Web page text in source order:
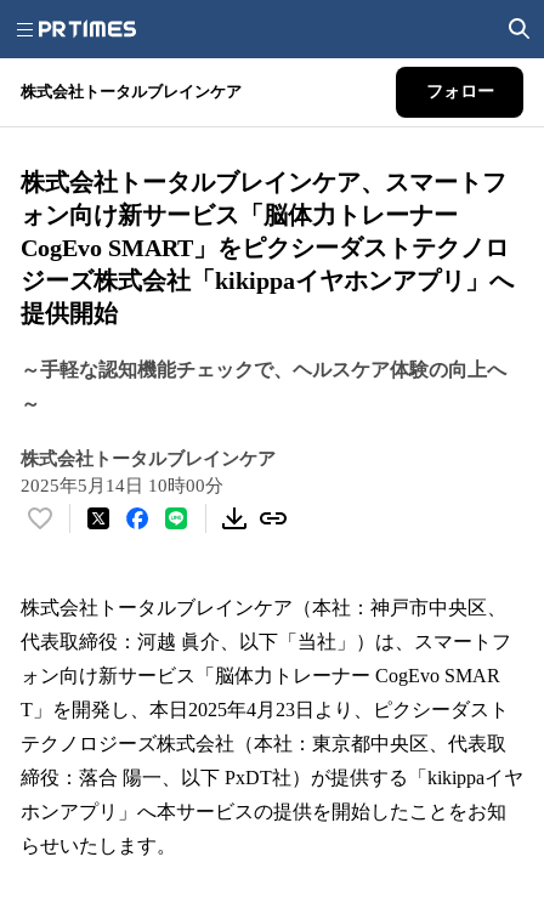
株式会社トータルブレインケア フォロー
株式会社トータルブレインケア、スマートフ
ォン向け新サービス「脳体力トレーナー
CogEvo SMART」をピクシーダストテクノロ
ジーズ株式会社「kikippaイヤホンアプリ」へ
提供開始
～手軽な認知機能チェックで、ヘルスケア体験の向上へ
～
株式会社トータルブレインケア
2025年5月14日 10時00分
い
！
数
を
読
み
込
み
中
で
す
株式会社トータルブレインケア（本社：神戸市中央区、
代表取締役：河越 眞介、以下「当社」）は、スマートフ
ォン向け新サービス「脳体力トレーナー CogEvo SMAR
T」を開発し、本日2025年4月23日より、ピクシーダスト
テクノロジーズ株式会社（本社：東京都中央区、代表取
締役：落合 陽一、以下 PxDT社）が提供する「kikippaイヤ
ホンアプリ」へ本サービスの提供を開始したことをお知
らせいたします。